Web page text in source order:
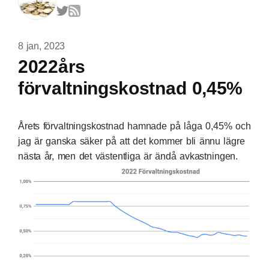
8 jan, 2023
2022års
förvaltningskostnad 0,45%
Årets förvaltningskostnad hamnade på låga 0,45% och
jag är ganska säker på att det kommer bli ännu lägre
nästa år, men det västentliga är ändå avkastningen.